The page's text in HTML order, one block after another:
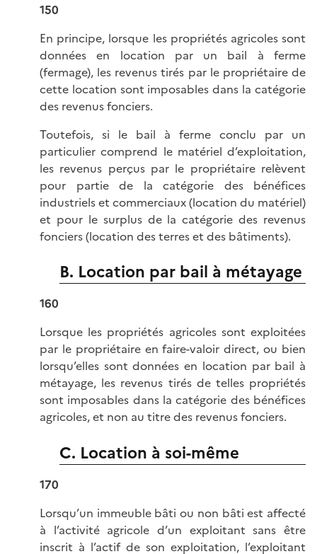
150
En principe, lorsque les propriétés agricoles sont
données en location par un bail à ferme
(fermage), les revenus tirés par le propriétaire de
cette location sont imposables dans la catégorie
des revenus fonciers.
Toutefois, si le bail à ferme conclu par un
particulier comprend le matériel d’exploitation,
les revenus perçus par le propriétaire relèvent
pour partie de la catégorie des bénéfices
industriels et commerciaux (location du matériel)
et pour le surplus de la catégorie des revenus
fonciers (location des terres et des bâtiments).
B. Location par bail à métayage
160
Lorsque les propriétés agricoles sont exploitées
par le propriétaire en faire-valoir direct, ou bien
lorsqu’elles sont données en location par bail à
métayage, les revenus tirés de telles propriétés
sont imposables dans la catégorie des bénéfices
agricoles, et non au titre des revenus fonciers.
C. Location à soi-même
170
Lorsqu’un immeuble bâti ou non bâti est affecté
à l’activité agricole d’un exploitant sans être
inscrit à l’actif de son exploitation, l’exploitant